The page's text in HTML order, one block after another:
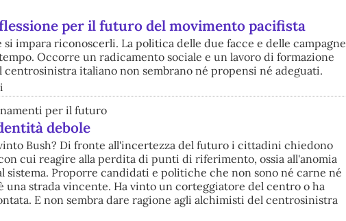
per il futuro del movimento pacifista
impara riconoscerli. La politica delle due facce e delle campagne
Occorre un radicamento sociale e un lavoro di formazione
italiano non sembrano né propensi né adeguati.
per il futuro
debole
Bush? Di fronte all'incertezza del futuro i cittadini chiedono
cui reagire alla perdita di punti di riferimento, ossia all'anomia
sistema. Proporre candidati e politiche che non sono né carne né
una strada vincente. Ha vinto un corteggiatore del centro o ha
E non sembra dare ragione agli alchimisti del centrosinistra